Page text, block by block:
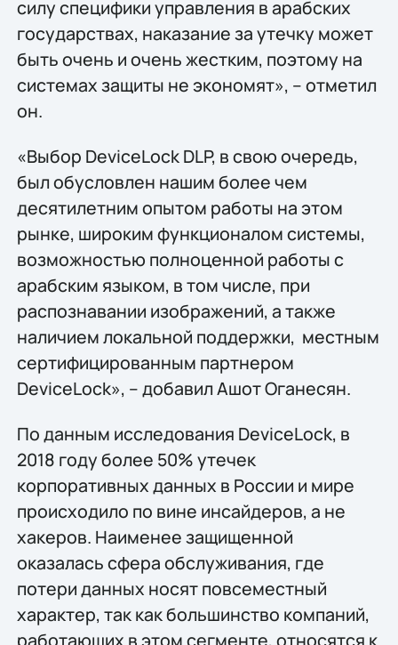
силу специфики управления в арабских
государствах, наказание за утечку может
быть очень и очень жестким, поэтому на
системах защиты не экономят», – отметил
он.
«Выбор DeviceLock DLP, в свою очередь,
был обусловлен нашим более чем
десятилетним опытом работы на этом
рынке, широким функционалом системы,
возможностью полноценной работы с
арабским языком, в том числе, при
распознавании изображений, а также
наличием локальной поддержки, местным
сертифицированным партнером
DeviceLock», – добавил Ашот Оганесян.
По данным исследования DeviceLock, в
2018 году более 50% утечек
корпоративных данных в России и мире
происходило по вине инсайдеров, а не
хакеров. Наименее защищенной
оказалась сфера обслуживания, где
потери данных носят повсеместный
характер, так как большинство компаний,